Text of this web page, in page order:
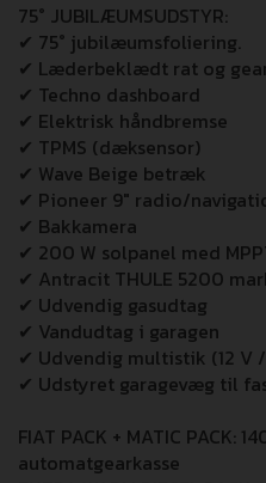
75° JUBILÆUMSUDSTYR:
✔ 75° jubilæumsfoliering.
✔ Læderbeklædt rat og
✔ Techno dashboard
✔ Elektrisk håndbremse
✔ TPMS (dæksensor)
✔ Wave Beige betræk
✔ Pioneer 9" radio/
✔ Bakkamera
✔ 200 W solpanel med
✔ Antracit THULE 5200
✔ Udvendig gasudtag
✔ Vandudtag i garagen
✔ Udvendig multistik (12 V
✔ Udstyret garagevæg til
FIAT PACK + MATIC PACK:
automatgearkasse